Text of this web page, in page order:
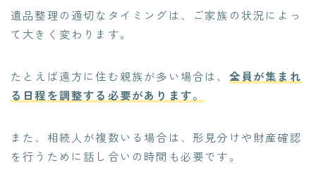
遺品整理の適切なタイミングは、ご家族の状況によっ
て大きく変わります。
たとえば遠方に住む親族が多い場合は、 全員が集まれ
る日程を調整する必要があります。
また、相続人が複数いる場合は、形見分けや財産確認
を行うために話し合いの時間も必要です。